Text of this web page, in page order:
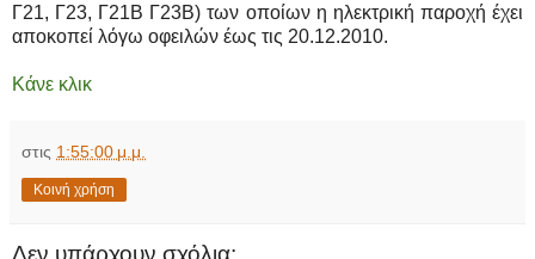
Γ21, Γ23, Γ21Β Γ23Β) των οποίων η ηλεκτρική παροχή έχει
αποκοπεί λόγω οφειλών έως τις 20.12.2010.
Κάνε κλικ
στις 1:55:00 μ.μ.
Κοινή χρήση
Δεν υπάρχουν σχόλια: